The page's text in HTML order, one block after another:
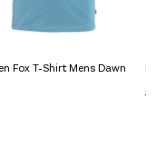
Fox T-Shirt Mens Dawn